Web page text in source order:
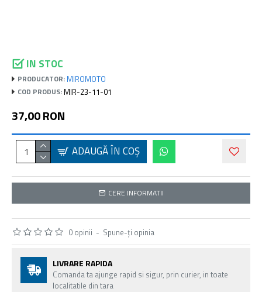
IN STOC
PRODUCATOR: MIROMOTO
COD PRODUS: MIR-23-11-01
0 opinii - Spune-ţi opinia
37,00 RON
ADAUGĂ ÎN COŞ
CERE INFORMATII
LIVRARE RAPIDA
Comanda ta ajunge rapid si sigur, prin curier, in toate
localitatile din tara